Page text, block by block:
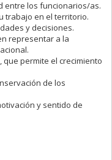
entre los funcionarios/as.
trabajo en el territorio.
y decisiones.
representar a la
permite el crecimiento
de los
y sentido de